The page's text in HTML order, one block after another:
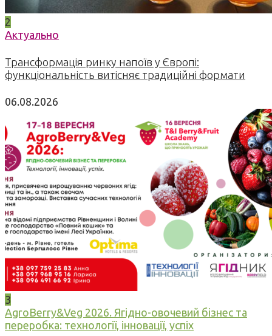
2
Актуально
Трансформація ринку напоїв у Європі:
функціональність витісняє традиційні формати
06.08.2026
3
AgroBerry&Veg 2026. Ягідно-овочевий бізнес та
переробка: технології, інновації, успіх